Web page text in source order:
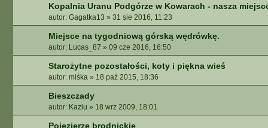
Kopalnia Uranu Podgórze w Kowarach - nasza
autor: Gagatka13 » 31 sie 2016, 11:23
Miejsce na tygodniową górską wędrówkę.
autor: Lucas_87 » 09 cze 2016, 16:50
Starożytne pozostałości, koty i piękna wieś
autor: miśka » 18 paź 2015, 18:36
Bieszczady
autor: Kaziu » 18 wrz 2009, 18:01
Pojezierze brodnickie